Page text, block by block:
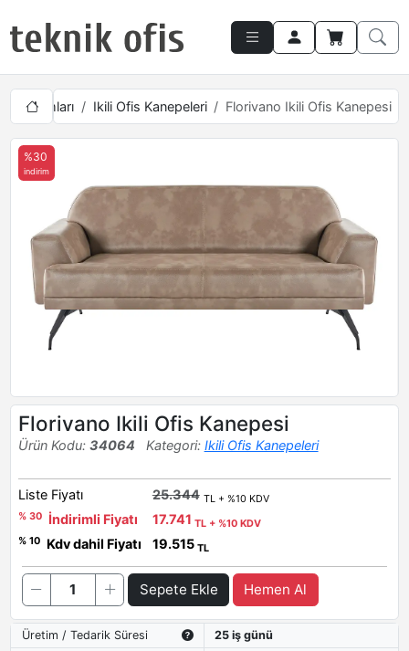
Takımları Ikili Ofis Kanepeleri Florivano Ikili Ofis Kanepesi
%30
indirim
Florivano Ikili Ofis Kanepesi
Ürün Kodu: 34064 Kategori: Ikili Ofis Kanepeleri
Liste Fiyatı 25.344 TL + %10 KDV
% 30
İndirimli Fiyatı 17.741 TL + %10 KDV
% 10
Kdv dahil Fiyatı 19.515 TL
Sepete Ekle Hemen Al
Üretim / Tedarik Süresi
25 iş günü